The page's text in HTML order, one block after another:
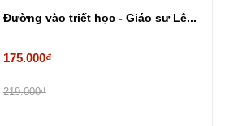
Đường vào triết học - Giáo sư Lê...
175.000₫
219.000₫